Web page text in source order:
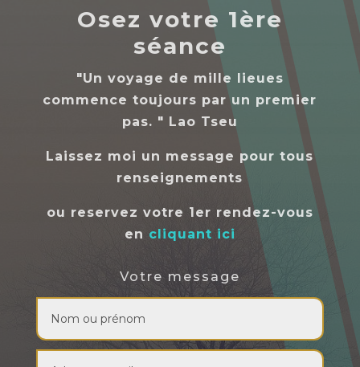
Osez votre 1ère
séance
"Un voyage de mille lieues
commence toujours par un premier
pas. " Lao Tseu
Laissez moi un message pour tous
renseignements
ou reservez votre 1er rendez-vous
en cliquant ici
Votre message